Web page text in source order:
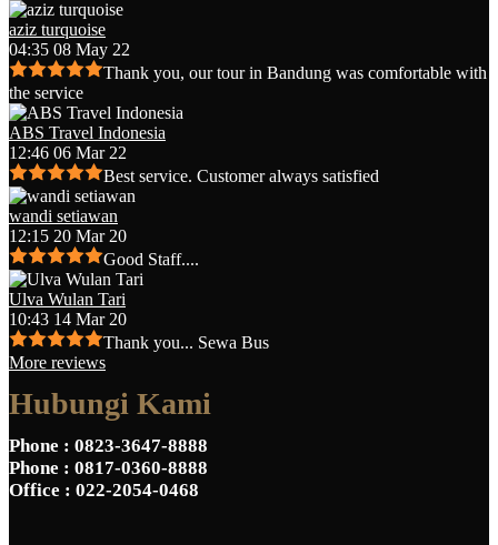
aziz turquoise
04:35 08 May 22
Thank you, our tour in Bandung was comfortable with
the service
ABS Travel Indonesia
12:46 06 Mar 22
Best service. Customer always satisfied
wandi setiawan
12:15 20 Mar 20
Good Staff....
Ulva Wulan Tari
10:43 14 Mar 20
Thank you... Sewa Bus
More reviews
Hubungi Kami
Phone : 0823-3647-8888
Phone : 0817-0360-8888
Office : 022-2054-0468